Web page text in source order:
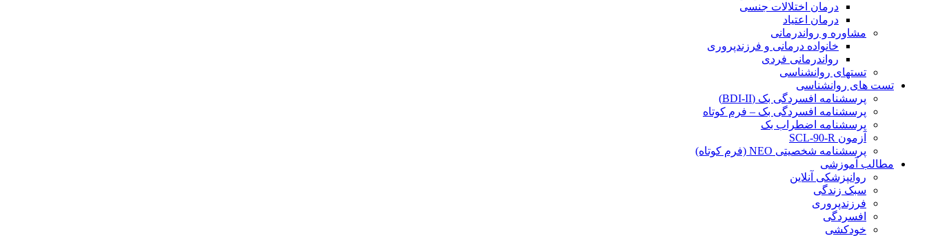
درمان اختلالات جنسی
درمان اعتیاد
مشاوره و رواندرمانی
خانواده درمانی و فرزندپروری
رواندرمانی فردی
تستهای روانشناسی
تست های روانشناسی
پرسشنامه افسردگی بک (BDI-II)
پرسشنامه افسردگی بک – فرم کوتاه
پرسشنامه اضطراب بک
آزمون SCL-90-R
پرسشنامه شخصیتی NEO (فرم کوتاه)
مطالب آموزشی
روانپزشکی آنلاین
سبک زندگی
فرزندپروری
افسردگی
خودکشی